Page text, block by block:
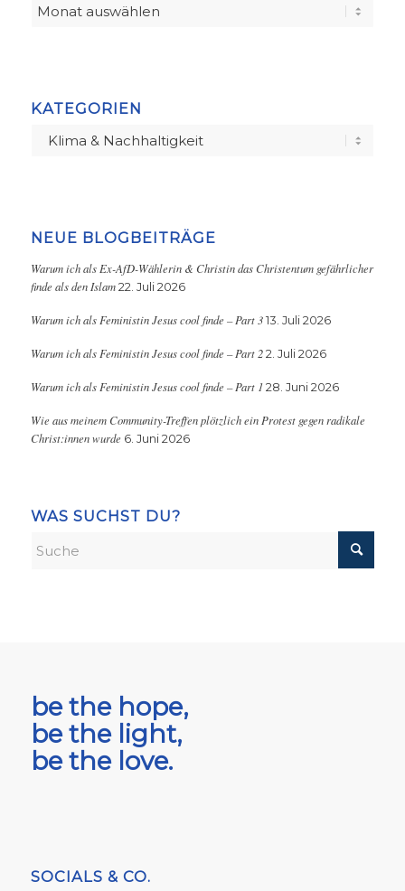
KATEGORIEN
Kategorien
NEUE BLOGBEITRÄGE
Warum ich als Ex-AfD-Wählerin & Christin das Christentum gefährlicher
finde als den Islam 22. Juli 2026
Warum ich als Feministin Jesus cool finde – Part 3 13. Juli 2026
Warum ich als Feministin Jesus cool finde – Part 2 2. Juli 2026
Warum ich als Feministin Jesus cool finde – Part 1 28. Juni 2026
Wie aus meinem Community-Treffen plötzlich ein Protest gegen radikale
Christ:innen wurde 6. Juni 2026
WAS SUCHST DU?
be the hope,
be the light,
be the love.
SOCIALS & CO.